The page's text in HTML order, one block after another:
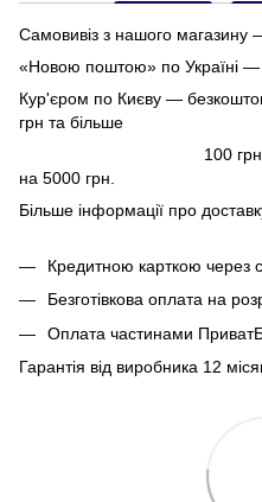
Самовивіз з нашого магазину
«Новою поштою» по Україні —
Кур'єром по Києву —
грн та більше
100 грн при
на 5000 грн.
Більше інформації про
Кредитною карткою через
Безготівкова оплата на
Оплата частинами
Гарантія від виробника 12